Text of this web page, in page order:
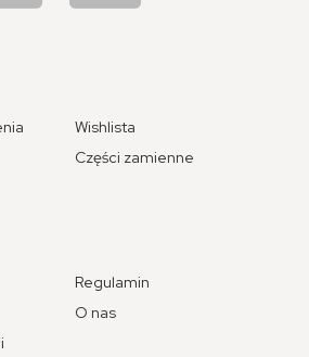
Wishlista
Części zamienne
Regulamin
O nas